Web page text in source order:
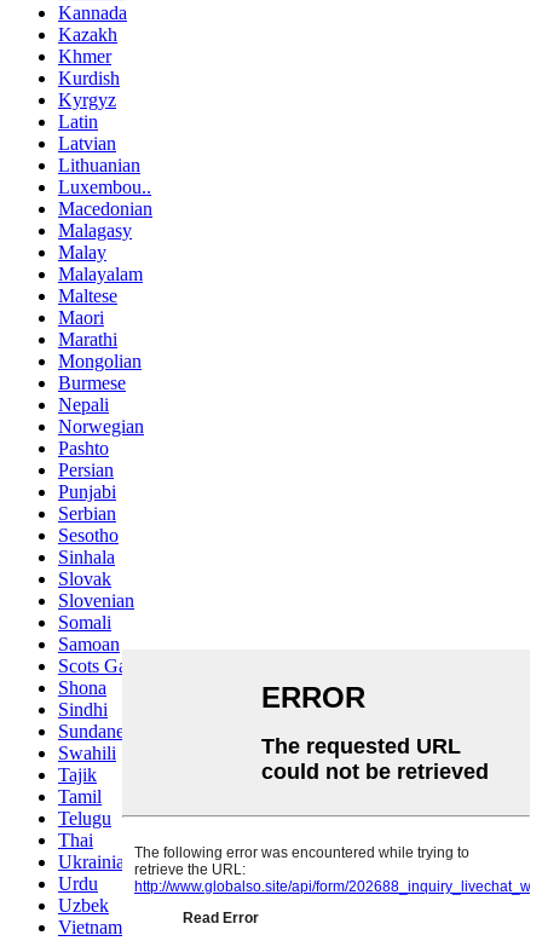
Kannada
Kazakh
Khmer
Kurdish
Kyrgyz
Latin
Latvian
Lithuanian
Luxembou..
Macedonian
Malagasy
Malay
Malayalam
Maltese
Maori
Marathi
Mongolian
Burmese
Nepali
Norwegian
Pashto
Persian
Punjabi
Serbian
Sesotho
Sinhala
Slovak
Slovenian
Somali
Samoan
Scots Gaelic
Shona
Sindhi
Sundanese
Swahili
Tajik
Tamil
Telugu
Thai
Ukrainian
Urdu
Uzbek
Vietnamese